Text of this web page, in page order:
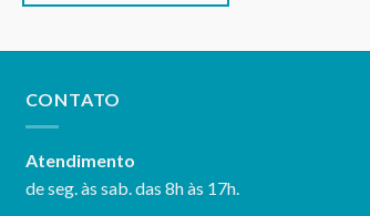
CONTATO
Atendimento
de seg. às sab. das 8h às 17h.